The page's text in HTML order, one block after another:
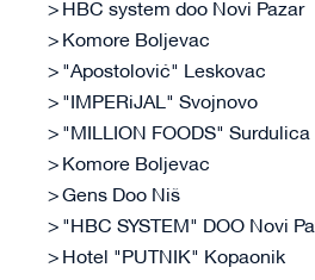
HBC system doo Novi Pazar
Komore Boljevac
"Apostolović" Leskovac
"IMPERiJAL" Svojnovo
"MILLION FOODS" Surdulica
Komore Boljevac
Gens Doo Niš
"HBC SYSTEM" DOO Novi
Hotel "PUTNIK" Kopaonik